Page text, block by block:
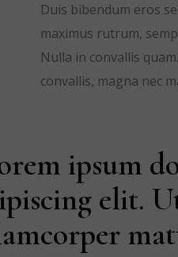
Duis bibendum eros
maximus rutrum,
Nulla in convallis
convallis, magna nec
ipsum
elit.